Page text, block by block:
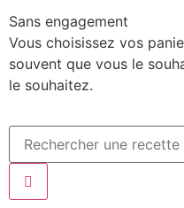
Sans engagement
Vous choisissez vos
souvent que vous le
le souhaitez.